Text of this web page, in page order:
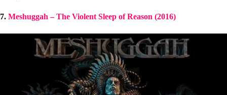
7. Meshuggah – The Violent Sleep of Reason (2016)